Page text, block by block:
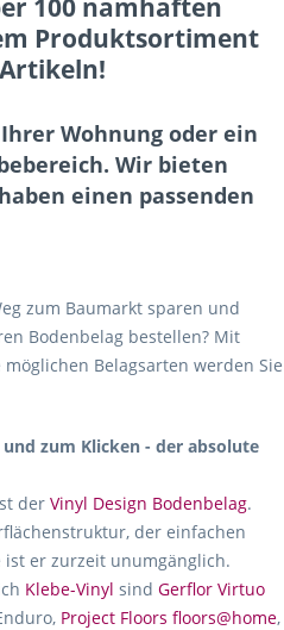
100 namhaften
Produktsortiment
Wohnung oder ein
Wir bieten
einen passenden
zum Baumarkt sparen und
Bodenbelag bestellen? Mit
Belagsarten werden Sie
zum Klicken - der absolute
der Vinyl Design Bodenbelag.
der einfachen
ist er zurzeit unumgänglich.
Klebe-Vinyl sind Gerflor Virtuo
Project Floors floors@home,